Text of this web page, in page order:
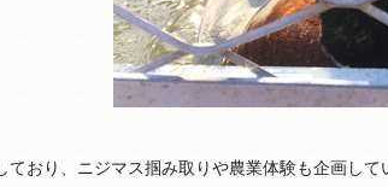
おり、ニジマス掴み取りや農業体験も企画して